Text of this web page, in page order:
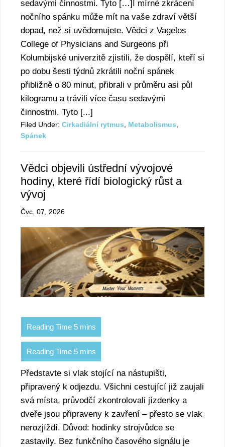
sedavými činnostmi. Tyto […]I mírné zkrácení
nočního spánku může mít na vaše zdraví větší
dopad, než si uvědomujete. Vědci z Vagelos
College of Physicians and Surgeons při
Kolumbijské univerzitě zjistili, že dospělí, kteří si
po dobu šesti týdnů zkrátili noční spánek
přibližně o 80 minut, přibrali v průměru asi půl
kilogramu a trávili více času sedavými
činnostmi. Tyto [...]
Filed Under: Cirkadiální rytmus Metabolismus
Spánek
Vědci objevili ústřední vývojové
hodiny, které řídí biologický růst a
vývoj
Čvc. 07, 2026
Představte si vlak stojící na nástupišti,
připravený k odjezdu. Všichni cestující již zaujali
svá místa, průvodčí zkontrolovali jízdenky a
dveře jsou připraveny k zavření – přesto se vlak
nerozjíždí. Důvod: hodinky strojvůdce se
zastavily. Bez funkčního časového signálu je